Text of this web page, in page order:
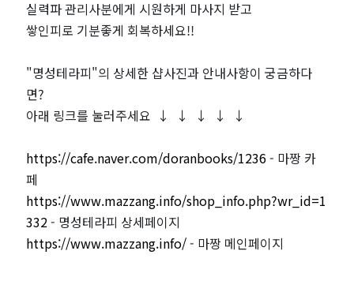
실력파 관리사분에게 시원하게 마사지 받고
쌓인피로 기분좋게 회복하세요!!
"명성테라피"의 상세한 샵사진과 안내사항이 궁금하다
면?
아래 링크를 눌러주세요 ↓ ↓ ↓ ↓ ↓
https://cafe.naver.com/doranbooks/1236- 마짱 카
페
https://www.mazzang.info/shop_info.php?wr_id=1
332- 명성테라피 상세페이지
https://www.mazzang.info/- 마짱 메인페이지